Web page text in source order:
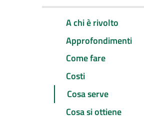
A chi è rivolto
Approfondimenti
Come fare
Costi
Cosa serve
Cosa si ottiene